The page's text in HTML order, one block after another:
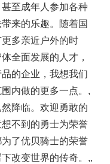
至成年人参加各种
来的乐趣。随着国
多亲近 户外的时
全面发展的人才，
的企业，我想我们
内做的更多一点。 ,
降临。欢迎勇敢的
不到的勇士为荣誉
了优贝骑士的荣誉
改变世界的传奇。 ,,